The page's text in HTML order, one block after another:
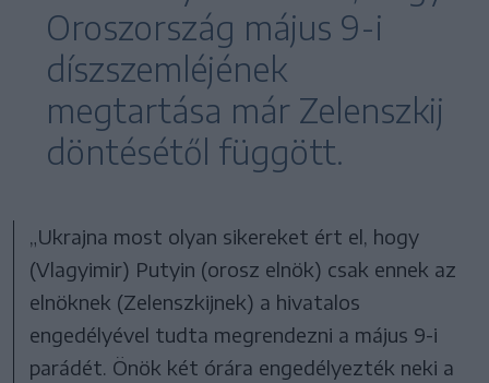
Oroszország május 9-i
díszszemléjének
megtartása már Zelenszkij
döntésétől függött.
„Ukrajna most olyan sikereket ért el, hogy
(Vlagyimir) Putyin (orosz elnök) csak ennek az
elnöknek (Zelenszkijnek) a hivatalos
engedélyével tudta megrendezni a május 9-i
parádét. Önök két órára engedélyezték neki a